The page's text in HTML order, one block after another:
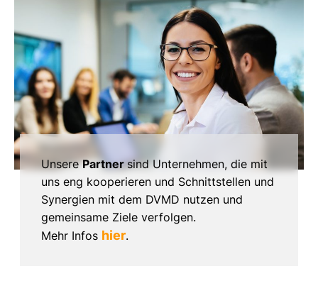
UnserePartner sind Unternehmen, die mit
uns eng kooperieren und Schnittstellen und
Synergien mit dem DVMD nutzen und
gemeinsame Ziele verfolgen.
Mehr Infos hier.